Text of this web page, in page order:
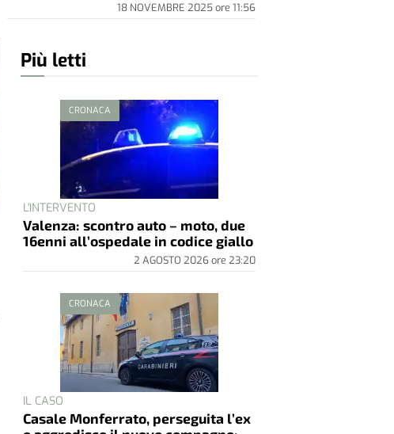
18 NOVEMBRE 2025ore 11:56
Più letti
CRONACA
L'INTERVENTO
Valenza: scontro auto – moto, due
16enni all’ospedale in codice giallo
2 AGOSTO 2026 23:20
CRONACA
IL CASO
Casale Monferrato, perseguita l’ex
e aggredisce il nuovo compagno: